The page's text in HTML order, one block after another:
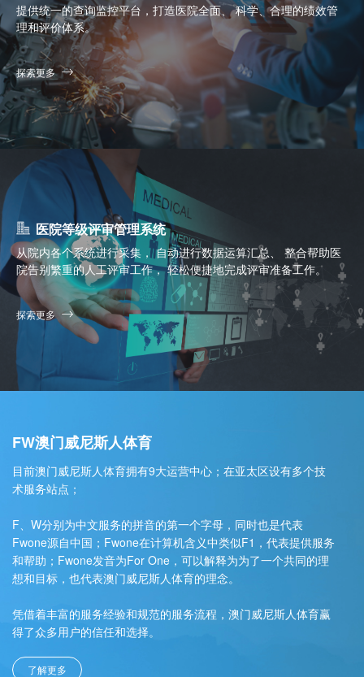
提供统一的查询监控平台，打造医院全面、 科学、合理的绩效管
理和评价体系。
探索更多
医院等级评审管理系统
从院内各个系统进行采集， 自动进行数据运算汇总、 整合帮助医
院告别繁重的人工评审工作， 轻松便捷地完成评审准备工作。
探索更多
FW澳门威尼斯人体育
目前澳门威尼斯人体育拥有9大运营中心；在亚太区设有多个技
术服务站点；
F、W分别为中文服务的拼音的第一个字母，同时也是代表
Fwone源自中国；Fwone在计算机含义中类似F1，代表提供服务
和帮助；Fwone发音为For One，可以解释为为了一个共同的理
想和目标，也代表澳门威尼斯人体育的理念。
凭借着丰富的服务经验和规范的服务流程，澳门威尼斯人体育赢
得了众多用户的信任和选择。
了解更多